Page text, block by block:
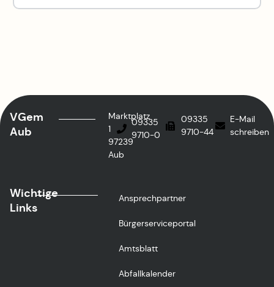
VGem
Aub
Marktplatz
1
97239
Aub
09335
9710-0
09335
9710-44
E-Mail
schreiben
Wichtige
Links
Ansprechpartner
Bürgerserviceportal
Amtsblatt
Abfallkalender